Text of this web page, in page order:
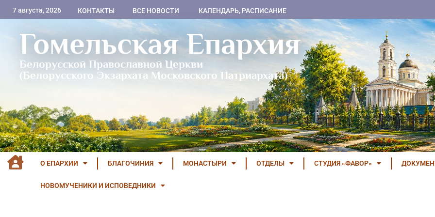
7 августа, 2026 КОНТАКТЫ ВСЕ НОВОСТИ КАЛЕНДАРЬ, РАСПИСАНИЕ
Гомельская Епархия
Белорусской Православной Церкви
(Белорусского Экзархата Московского Патриархата)
О ЕПАРХИИ БЛАГОЧИНИЯ МОНАСТЫРИ ОТДЕЛЫ СТУДИЯ «ФАВОР»
НОВОМУЧЕНИКИ И ИСПОВЕДНИКИ